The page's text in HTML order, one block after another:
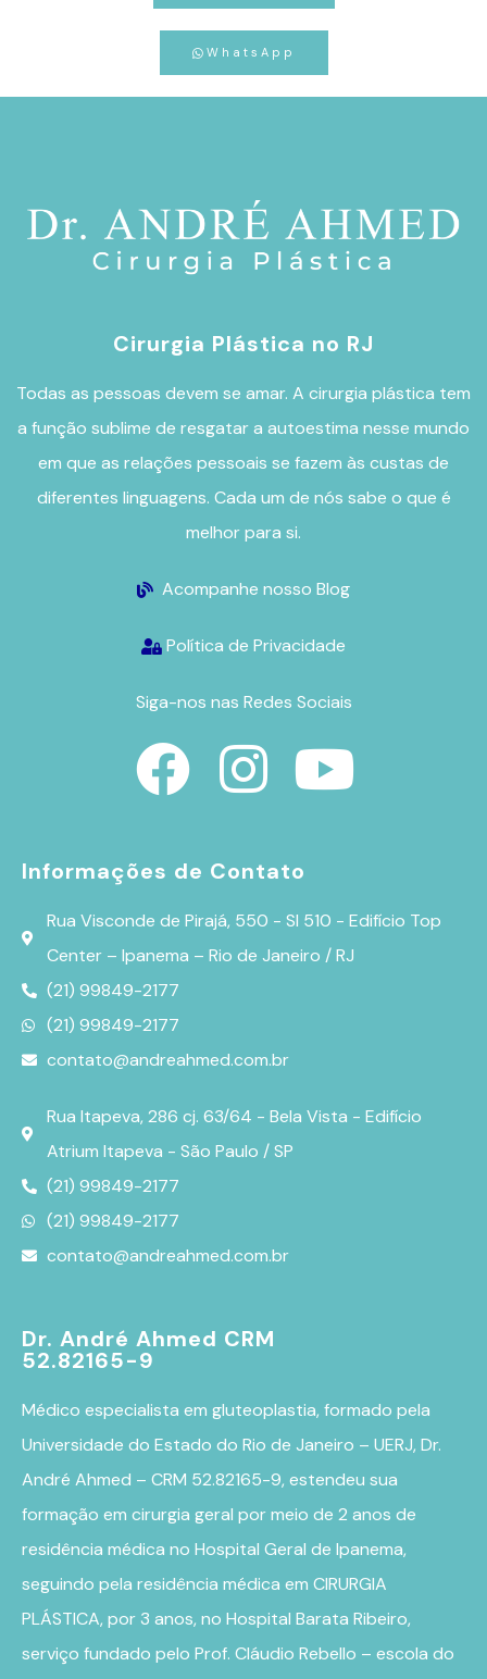
WhatsApp
Cirurgia Plástica no RJ
Todas as pessoas devem se amar. A cirurgia plástica tem
a função sublime de resgatar a autoestima nesse mundo
em que as relações pessoais se fazem às custas de
diferentes linguagens. Cada um de nós sabe o que é
melhor para si.
Acompanhe nosso Blog
Política de Privacidade
Siga-nos nas Redes Sociais
Informações de Contato
Rua Visconde de Pirajá, 550 - Sl 510 - Edifício Top
Center – Ipanema – Rio de Janeiro / RJ
(21) 99849-2177
(21) 99849-2177
contato@andreahmed.com.br
Rua Itapeva, 286 cj. 63/64 - Bela Vista - Edifício
Atrium Itapeva - São Paulo / SP
(21) 99849-2177
(21) 99849-2177
contato@andreahmed.com.br
Dr. André Ahmed CRM
52.82165-9
Médico especialista em gluteoplastia, formado pela
Universidade do Estado do Rio de Janeiro – UERJ, Dr.
André Ahmed – CRM 52.82165-9, estendeu sua
formação em cirurgia geral por meio de 2 anos de
residência médica no Hospital Geral de Ipanema,
seguindo pela residência médica em CIRURGIA
PLÁSTICA, por 3 anos, no Hospital Barata Ribeiro,
serviço fundado pelo Prof. Cláudio Rebello – escola do